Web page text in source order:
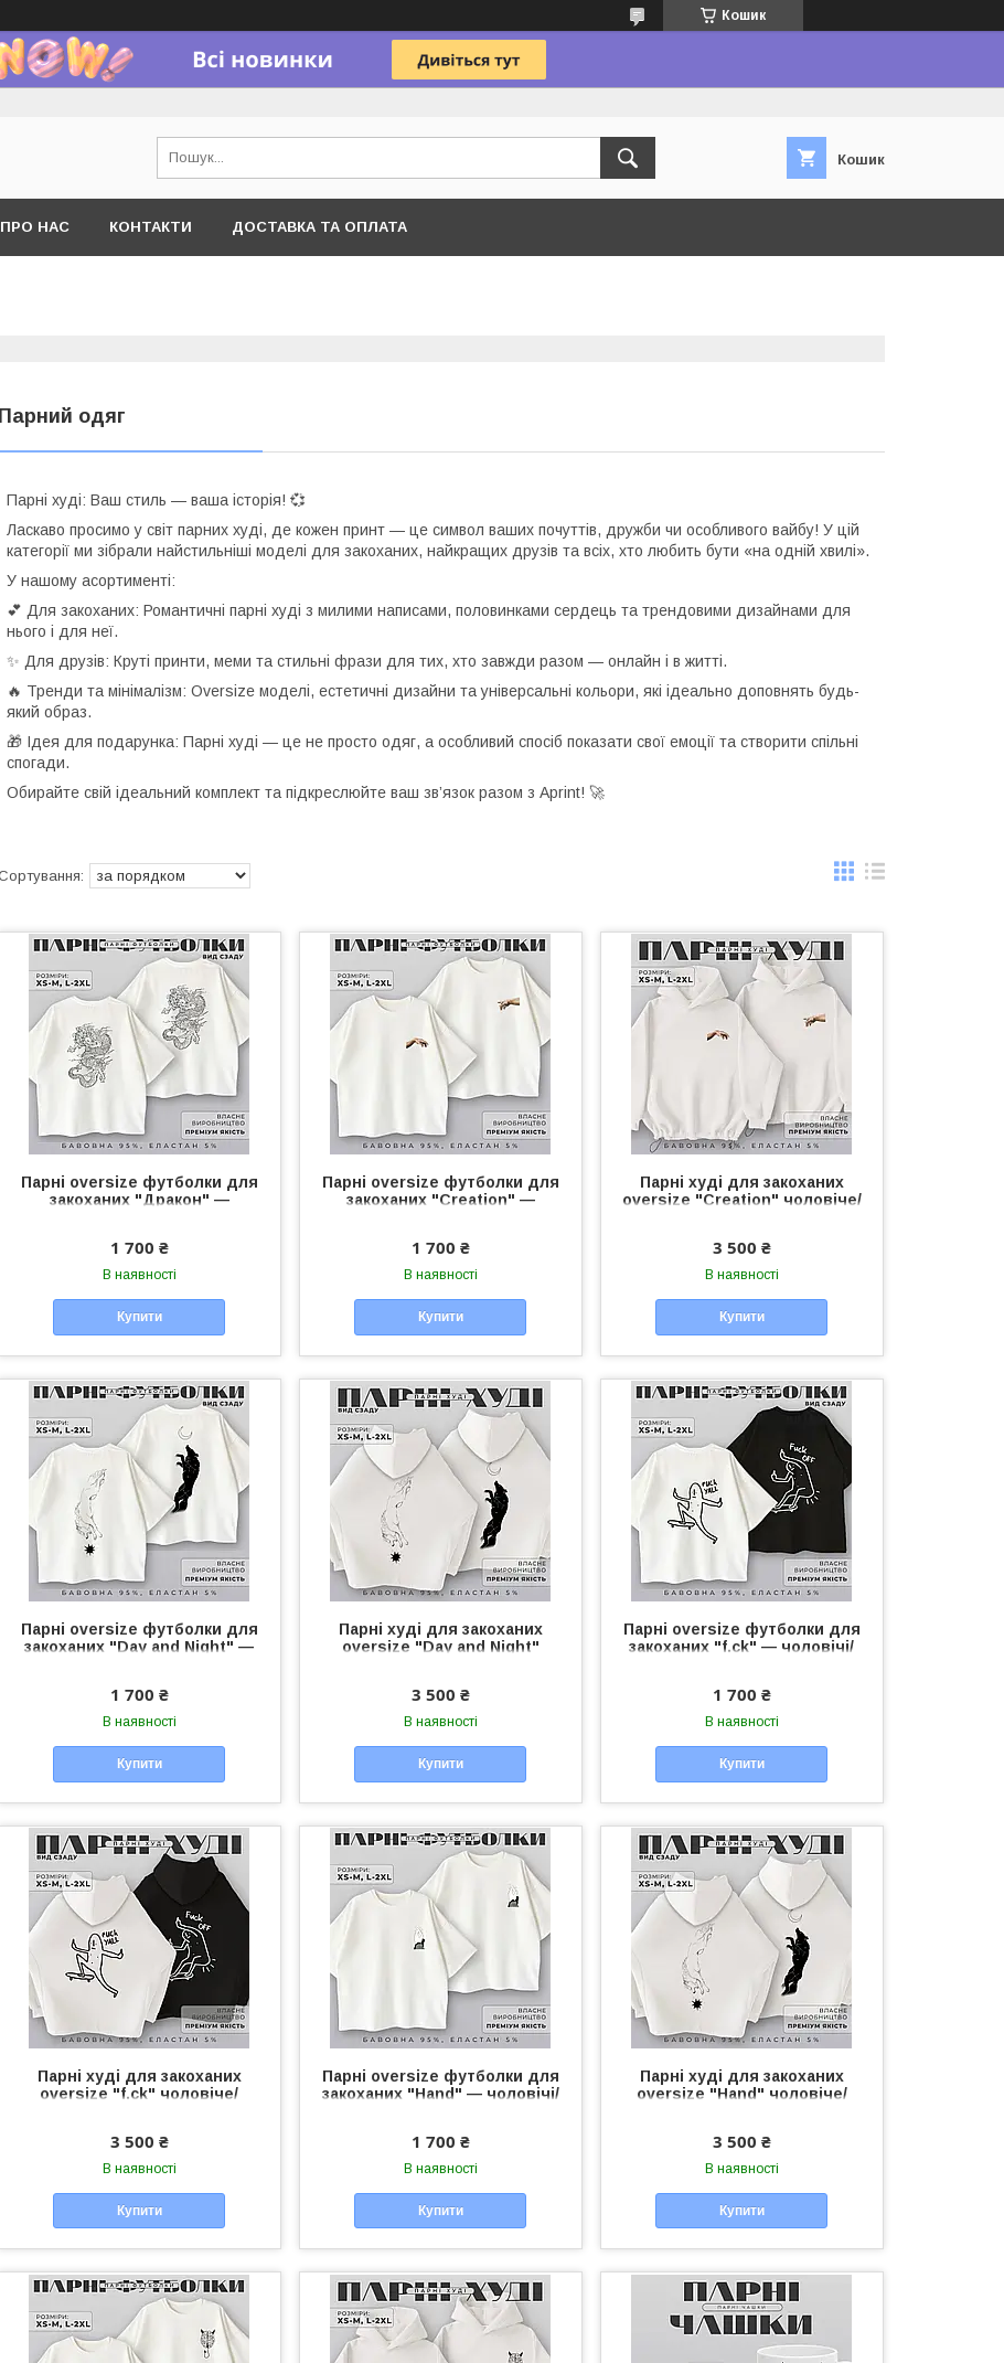
Кошик
Кошик
ПРО НАС КОНТАКТИ ДОСТАВКА ТА ОПЛАТА
Парний одяг
Парні худі: Ваш стиль — ваша історія! 💞
Ласкаво просимо у світ парних худі, де кожен принт — це символ ваших почуттів, дружби чи особливого вайбу! У цій
категорії ми зібрали найстильніші моделі для закоханих, найкращих друзів та всіх, хто любить бути «на одній хвилі».
У нашому асортименті:
💕 Для закоханих: Романтичні парні худі з милими написами, половинками сердець та трендовими дизайнами для
нього і для неї.
✨ Для друзів: Круті принти, меми та стильні фрази для тих, хто завжди разом — онлайн і в житті.
🔥 Тренди та мінімалізм: Oversize моделі, естетичні дизайни та універсальні кольори, які ідеально доповнять будь-
який образ.
🎁 Ідея для подарунка: Парні худі — це не просто одяг, а особливий спосіб показати свої емоції та створити спільні
спогади.
Обирайте свій ідеальний комплект та підкреслюйте ваш зв’язок разом з Aprint! 🚀
Парні oversize футболки для
закоханих "Дракон" —
1 700 ₴
В наявності
Купити
Парні oversize футболки для
закоханих "Creation" —
1 700 ₴
В наявності
Купити
Парні худі для закоханих
oversize "Creation" чоловіче/
3 500 ₴
В наявності
Купити
Парні oversize футболки для
закоханих "Day and Night" —
1 700 ₴
В наявності
Купити
Парні худі для закоханих
oversize "Day and Night"
3 500 ₴
В наявності
Купити
Парні oversize футболки для
закоханих "f.ck" — чоловічі/
1 700 ₴
В наявності
Купити
Парні худі для закоханих
oversize "f.ck" чоловіче/
3 500 ₴
В наявності
Купити
Парні oversize футболки для
закоханих "Hand" — чоловічі/
1 700 ₴
В наявності
Купити
Парні худі для закоханих
oversize "Hand" чоловіче/
3 500 ₴
В наявності
Купити